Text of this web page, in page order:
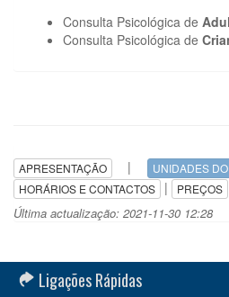
Consulta Psicológica de
Consulta Psicológica de
APRESENTAÇÃO | UNIDADES
HORÁRIOS E CONTACTOS | PREÇOS
Última actualização: 2021-11-30 12:28
Ligações Rápidas